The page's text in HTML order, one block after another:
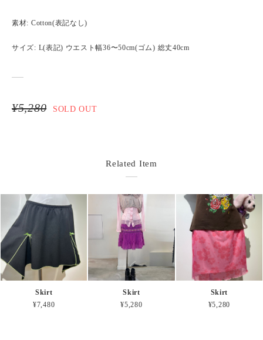
素材: Cotton(表記なし)
サイズ: L(表記) ウエスト幅36〜50cm(ゴム) 総丈40cm
¥5,280 SOLD OUT
Related Item
Skirt
¥7,480
Skirt
¥5,280
Skirt
¥5,280